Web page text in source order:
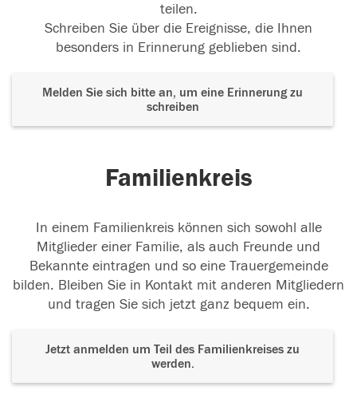
teilen.
Schreiben Sie über die Ereignisse, die Ihnen
besonders in Erinnerung geblieben sind.
Melden Sie sich bitte an, um eine Erinnerung zu
schreiben
Familienkreis
In einem Familienkreis können sich sowohl alle
Mitglieder einer Familie, als auch Freunde und
Bekannte eintragen und so eine Trauergemeinde
bilden. Bleiben Sie in Kontakt mit anderen Mitgliedern
und tragen Sie sich jetzt ganz bequem ein.
Jetzt anmelden um Teil des Familienkreises zu
werden.